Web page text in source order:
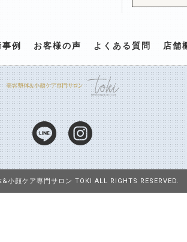
例 お客様の声 よくある質問 店舗
小顔ケア専門サロン TOKI ALL RIGHTS RESERVED.